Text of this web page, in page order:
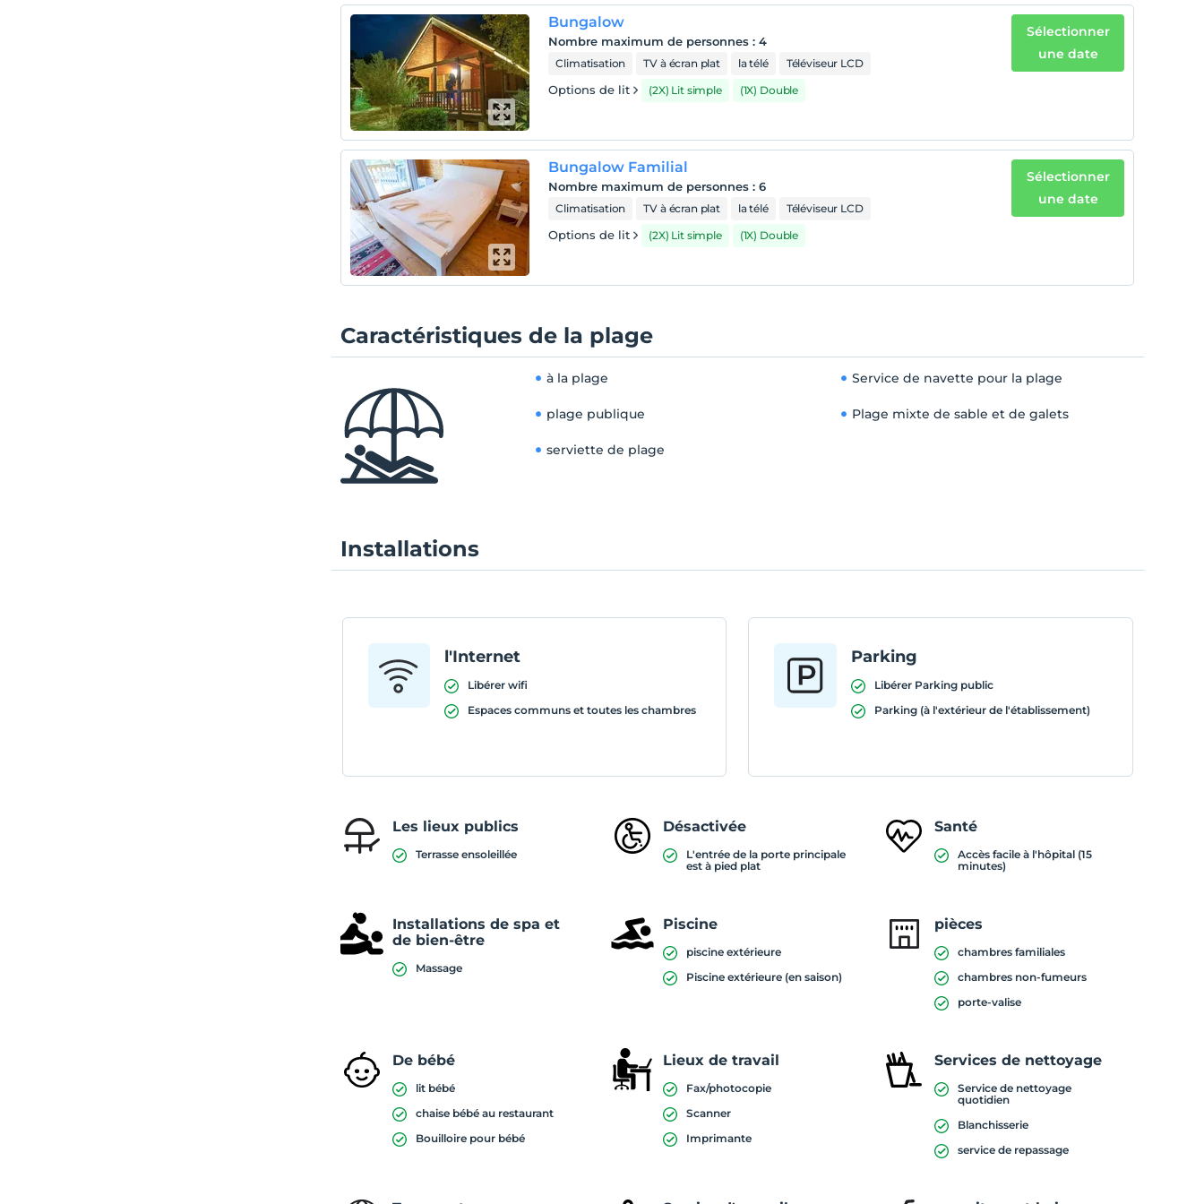
Bungalow
Nombre maximum de personnes :4
Climatisation TV à écran plat la télé Téléviseur LCD
Options de lit (2X) Lit simple (1X) Double
Sélectionner
une date
Bungalow Familial
Nombre maximum de personnes :6
Climatisation TV à écran plat la télé Téléviseur LCD
Options de lit (2X) Lit simple (1X) Double
Sélectionner
une date
Caractéristiques de la plage
à la plage Service de navette pour la plage
plage publique Plage mixte de sable et de galets
serviette de plage
Installations
l'Internet
Libérer wifi
Espaces communs et toutes les chambres
Parking
Libérer Parking public
Parking (à l'extérieur de l'établissement)
Les lieux publics
Terrasse ensoleillée
Désactivée
L'entrée de la porte principale
est à pied plat
Santé
Accès facile à l'hôpital (15
minutes)
Installations de spa et
de bien-être
Massage
Piscine
piscine extérieure
Piscine extérieure (en saison)
pièces
chambres familiales
chambres non-fumeurs
porte-valise
De bébé
lit bébé
chaise bébé au restaurant
Bouilloire pour bébé
Lieux de travail
Fax/photocopie
Scanner
Imprimante
Services de nettoyage
Service de nettoyage
quotidien
Blanchisserie
service de repassage